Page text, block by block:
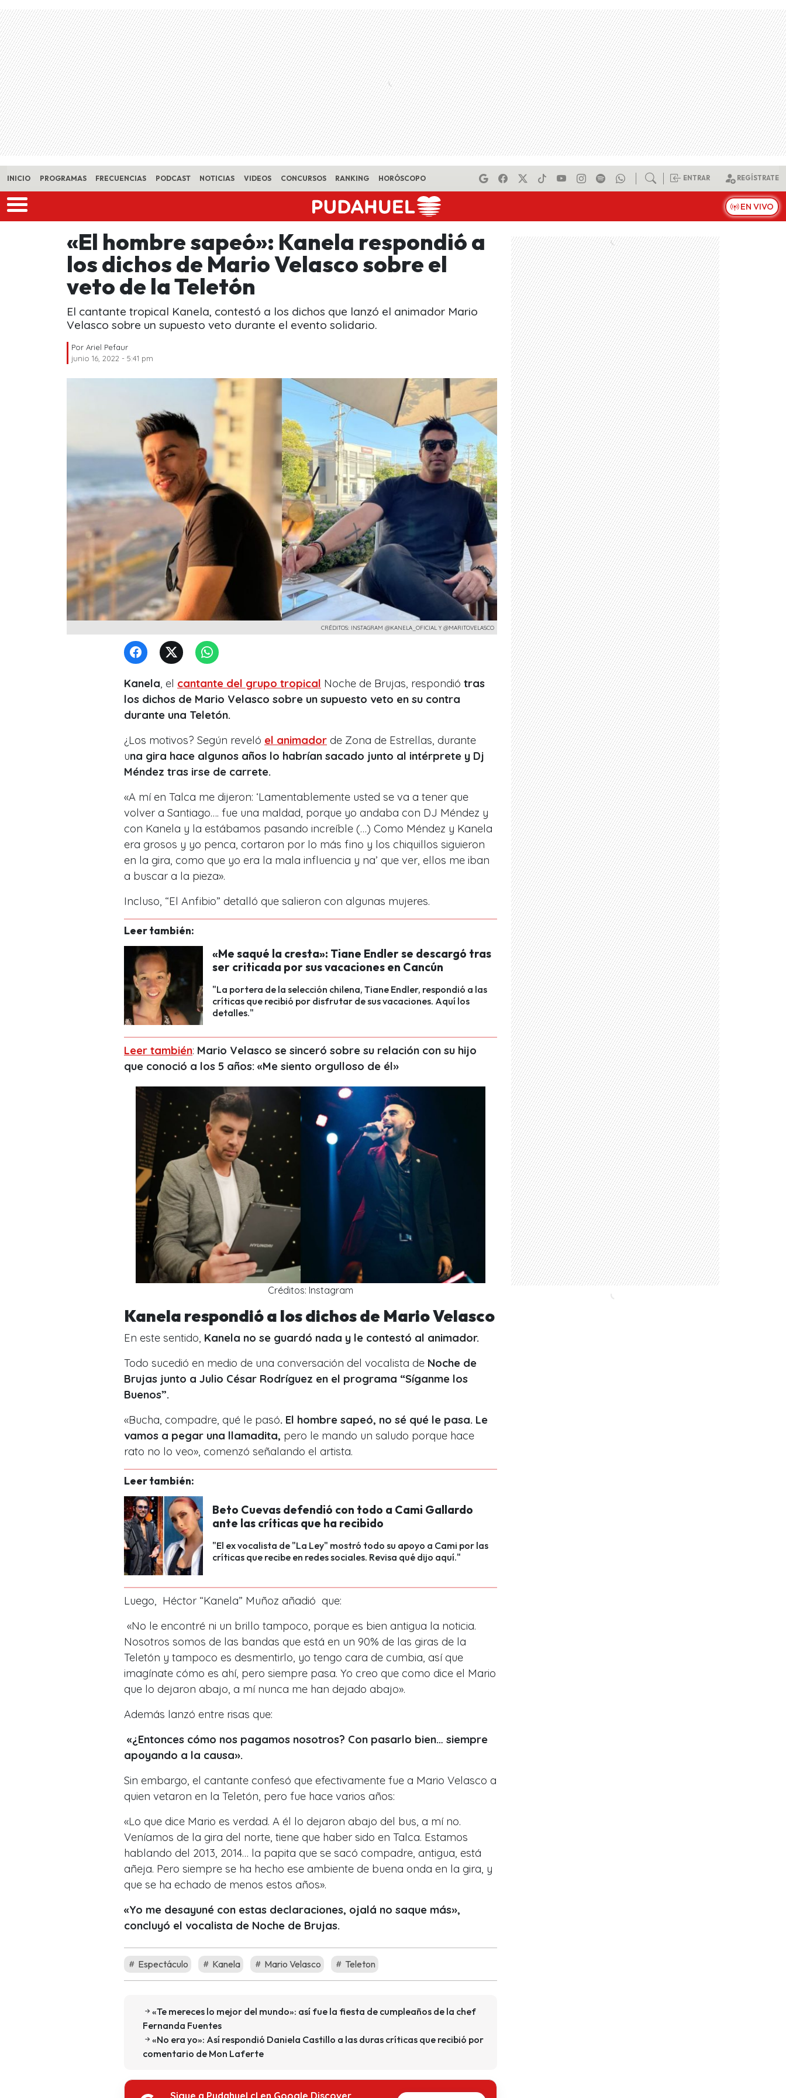
Skip to main content
INICIO PROGRAMAS FRECUENCIAS PODCAST NOTICIAS VIDEOS CONCURSOS RANKING HORÓSCOPO ENTRAR REGÍSTRATE
EN VIVO
«El hombre sapeó»: Kanela respondió a
los dichos de Mario Velasco sobre el
veto de la Teletón
El cantante tropical Kanela, contestó a los dichos que lanzó el animador Mario
Velasco sobre un supuesto veto durante el evento solidario.
Por Ariel Pefaur
junio 16, 2022 - 5:41 pm
CRÉDITOS: INSTAGRAM @KANELA_OFICIAL Y @MARITOVELASCO
Kanela , el cantante del grupo tropical Noche de Brujas, respondió tras
los dichos de Mario Velasco sobre un supuesto veto en su contra
durante una Teletón.
¿Los motivos? Según reveló el animador de Zona de Estrellas, durante
una gira hace algunos años lo habrían sacado junto al intérprete y Dj
Méndez tras irse de carrete.
«A mí en Talca me dijeron: ‘Lamentablemente usted se va a tener que
volver a Santiago…. fue una maldad, porque yo andaba con DJ Méndez y
con Kanela y la estábamos pasando increíble (…) Como Méndez y Kanela
era grosos y yo penca, cortaron por lo más fino y los chiquillos siguieron
en la gira, como que yo era la mala influencia y na’ que ver, ellos me iban
a buscar a la pieza».
Incluso, “El Anfibio” detalló que salieron con algunas mujeres.
Leer también:
«Me saqué la cresta»: Tiane Endler se descargó tras
ser criticada por sus vacaciones en Cancún
"La portera de la selección chilena, Tiane Endler, respondió a las
críticas que recibió por disfrutar de sus vacaciones. Aquí los
detalles."
Leer también: Mario Velasco se sinceró sobre su relación con su hijo
que conoció a los 5 años: «Me siento orgulloso de él»
Créditos: Instagram
Kanela respondió a los dichos de Mario Velasco
En este sentido, Kanela no se guardó nada y le contestó al animador.
Todo sucedió en medio de una conversación del vocalista de Noche de
Brujas junto a Julio César Rodríguez en el programa “Síganme los
Buenos”.
«Bucha, compadre, qué le pasó. El hombre sapeó, no sé qué le pasa. Le
vamos a pegar una llamadita, pero le mando un saludo porque hace
rato no lo veo», comenzó señalando el artista.
Leer también:
Beto Cuevas defendió con todo a Cami Gallardo
ante las críticas que ha recibido
"El ex vocalista de "La Ley" mostró todo su apoyo a Cami por las
críticas que recibe en redes sociales. Revisa qué dijo aquí."
Luego, Héctor “Kanela” Muñoz añadió que:
«No le encontré ni un brillo tampoco, porque es bien antigua la noticia.
Nosotros somos de las bandas que está en un 90% de las giras de la
Teletón y tampoco es desmentirlo, yo tengo cara de cumbia, así que
imagínate cómo es ahí, pero siempre pasa. Yo creo que como dice el Mario
que lo dejaron abajo, a mí nunca me han dejado abajo».
Además lanzó entre risas que:
«¿Entonces cómo nos pagamos nosotros? Con pasarlo bien… siempre
apoyando a la causa».
Sin embargo, el cantante confesó que efectivamente fue a Mario Velasco a
quien vetaron en la Teletón, pero fue hace varios años:
«Lo que dice Mario es verdad. A él lo dejaron abajo del bus, a mí no.
Veníamos de la gira del norte, tiene que haber sido en Talca. Estamos
hablando del 2013, 2014… la papita que se sacó compadre, antigua, está
añeja. Pero siempre se ha hecho ese ambiente de buena onda en la gira, y
que se ha echado de menos estos años».
«Yo me desayuné con estas declaraciones, ojalá no saque más»,
concluyó el vocalista de Noche de Brujas.
Espectáculo Kanela Mario Velasco Teleton
«Te mereces lo mejor del mundo»: así fue la fiesta de cumpleaños de la chef
Fernanda Fuentes
«No era yo»: Así respondió Daniela Castillo a las duras críticas que recibió por
comentario de Mon Laferte
Sigue a Pudahuel.cl en Google Discover